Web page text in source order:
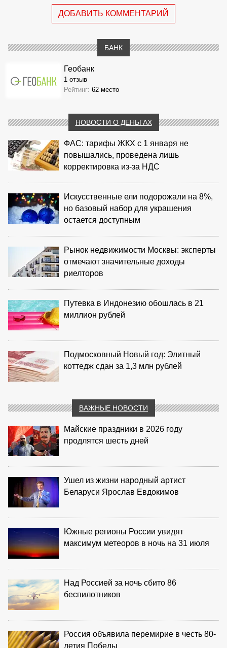
ДОБАВИТЬ КОММЕНТАРИЙ
БАНК
Геобанк
1 отзыв
Рейтинг: 62 место
НОВОСТИ О ДЕНЬГАХ
ФАС: тарифы ЖКХ с 1 января не
повышались, проведена лишь
корректировка из‑за НДС
Искусственные ели подорожали на 8%,
но базовый набор для украшения
остается доступным
Рынок недвижимости Москвы: эксперты
отмечают значительные доходы
риелторов
Путевка в Индонезию обошлась в 21
миллион рублей
Подмосковный Новый год: Элитный
коттедж сдан за 1,3 млн рублей
ВАЖНЫЕ НОВОСТИ
Майские праздники в 2026 году
продлятся шесть дней
Ушел из жизни народный артист
Беларуси Ярослав Евдокимов
Южные регионы России увидят
максимум метеоров в ночь на 31 июля
Над Россией за ночь сбито 86
беспилотников
Россия объявила перемирие в честь 80-
летия Победы